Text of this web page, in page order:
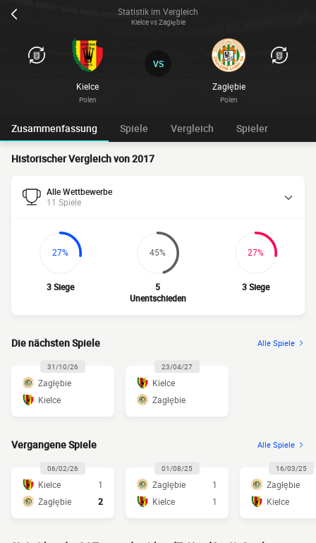
Statistik im Vergleich
Kielce vs Zagłębie
Kielce
Polen
Zagłębie
Polen
VS
Zusammenfassung Spiele Vergleich Spieler
Historischer Vergleich von 2017
Alle Wettbewerbe
11 Spiele
27%
3 Siege
45%
5
Unentschieden
27%
3 Siege
Die nächsten Spiele Alle Spiele
31/10/26
Zagłębie
Kielce
23/04/27
Kielce
Zagłębie
Vergangene Spiele Alle Spiele
06/02/26
Kielce
1
Zagłębie
2
01/08/25
Zagłębie
1
Kielce
1
16/03/25
Zagłębie
Kielce